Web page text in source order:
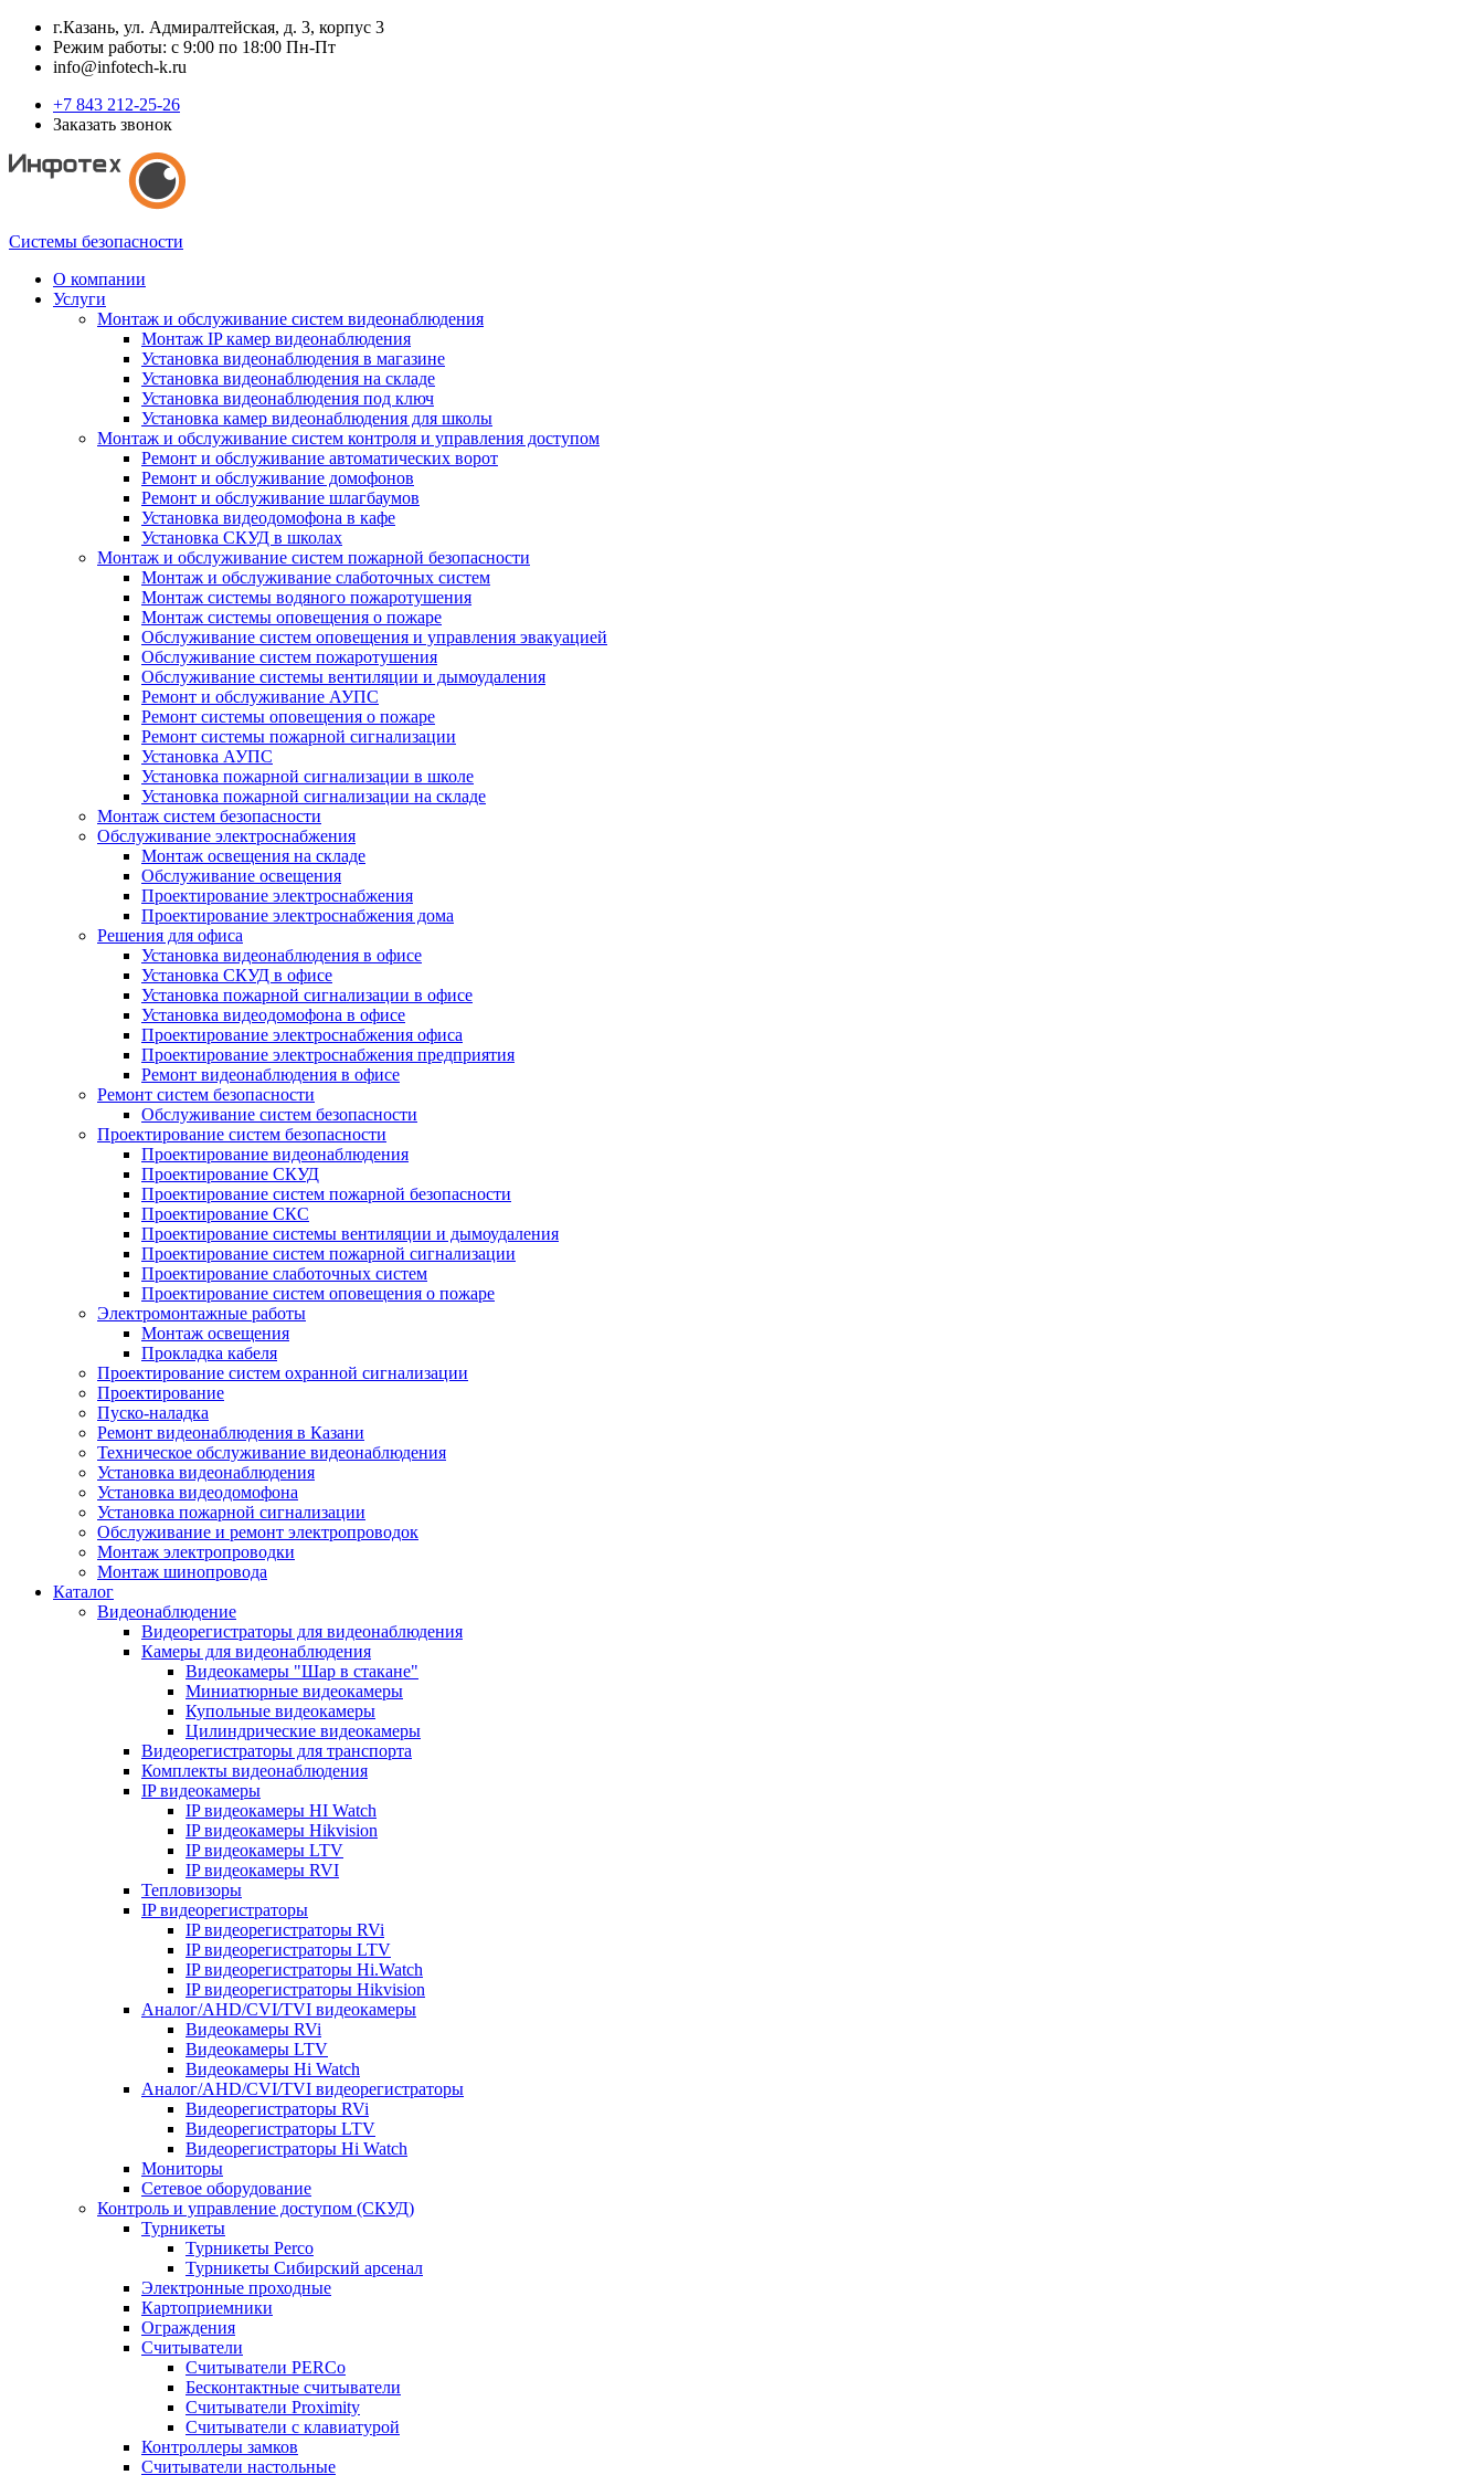
г.Казань, ул. Адмиралтейская, д. 3, корпус 3
Режим работы: с 9:00 по 18:00 Пн-Пт
info@infotech-k.ru
+7 843 212-25-26
Заказать звонок
Системы безопасности
О компании
Услуги
Монтаж и обслуживание систем видеонаблюдения
Монтаж IP камер видеонаблюдения
Установка видеонаблюдения в магазине
Установка видеонаблюдения на складе
Установка видеонаблюдения под ключ
Установка камер видеонаблюдения для школы
Монтаж и обслуживание систем контроля и управления доступом
Ремонт и обслуживание автоматических ворот
Ремонт и обслуживание домофонов
Ремонт и обслуживание шлагбаумов
Установка видеодомофона в кафе
Установка СКУД в школах
Монтаж и обслуживание систем пожарной безопасности
Монтаж и обслуживание слаботочных систем
Монтаж системы водяного пожаротушения
Монтаж системы оповещения о пожаре
Обслуживание систем оповещения и управления эвакуацией
Обслуживание систем пожаротушения
Обслуживание системы вентиляции и дымоудаления
Ремонт и обслуживание АУПС
Ремонт системы оповещения о пожаре
Ремонт системы пожарной сигнализации
Установка АУПС
Установка пожарной сигнализации в школе
Установка пожарной сигнализации на складе
Монтаж систем безопасности
Обслуживание электроснабжения
Монтаж освещения на складе
Обслуживание освещения
Проектирование электроснабжения
Проектирование электроснабжения дома
Решения для офиса
Установка видеонаблюдения в офисе
Установка СКУД в офисе
Установка пожарной сигнализации в офисе
Установка видеодомофона в офисе
Проектирование электроснабжения офиса
Проектирование электроснабжения предприятия
Ремонт видеонаблюдения в офисе
Ремонт систем безопасности
Обслуживание систем безопасности
Проектирование систем безопасности
Проектирование видеонаблюдения
Проектирование СКУД
Проектирование систем пожарной безопасности
Проектирование СКС
Проектирование системы вентиляции и дымоудаления
Проектирование систем пожарной сигнализации
Проектирование слаботочных систем
Проектирование систем оповещения о пожаре
Электромонтажные работы
Монтаж освещения
Прокладка кабеля
Проектирование систем охранной сигнализации
Проектирование
Пуско-наладка
Ремонт видеонаблюдения в Казани
Техническое обслуживание видеонаблюдения
Установка видеонаблюдения
Установка видеодомофона
Установка пожарной сигнализации
Обслуживание и ремонт электропроводок
Монтаж электропроводки
Монтаж шинопровода
Каталог
Видеонаблюдение
Видеорегистраторы для видеонаблюдения
Камеры для видеонаблюдения
Видеокамеры "Шар в стакане"
Миниатюрные видеокамеры
Купольные видеокамеры
Цилиндрические видеокамеры
Видеорегистраторы для транспорта
Комплекты видеонаблюдения
IP видеокамеры
IP видеокамеры HI Watch
IP видеокамеры Hikvision
IP видеокамеры LTV
IP видеокамеры RVI
Тепловизоры
IP видеорегистраторы
IP видеорегистраторы RVi
IP видеорегистраторы LTV
IP видеорегистраторы Hi.Watch
IP видеорегистраторы Hikvision
Аналог/AHD/CVI/TVI видеокамеры
Видеокамеры RVi
Видеокамеры LTV
Видеокамеры Hi Watch
Аналог/AHD/CVI/TVI видеорегистраторы
Видеорегистраторы RVi
Видеорегистраторы LTV
Видеорегистраторы Hi Watch
Мониторы
Сетевое оборудование
Контроль и управление доступом (СКУД)
Турникеты
Турникеты Perco
Турникеты Сибирский арсенал
Электронные проходные
Картоприемники
Ограждения
Считыватели
Считыватели PERCo
Бесконтактные считыватели
Считыватели Proximity
Считыватели с клавиатурой
Контроллеры замков
Считыватели настольные